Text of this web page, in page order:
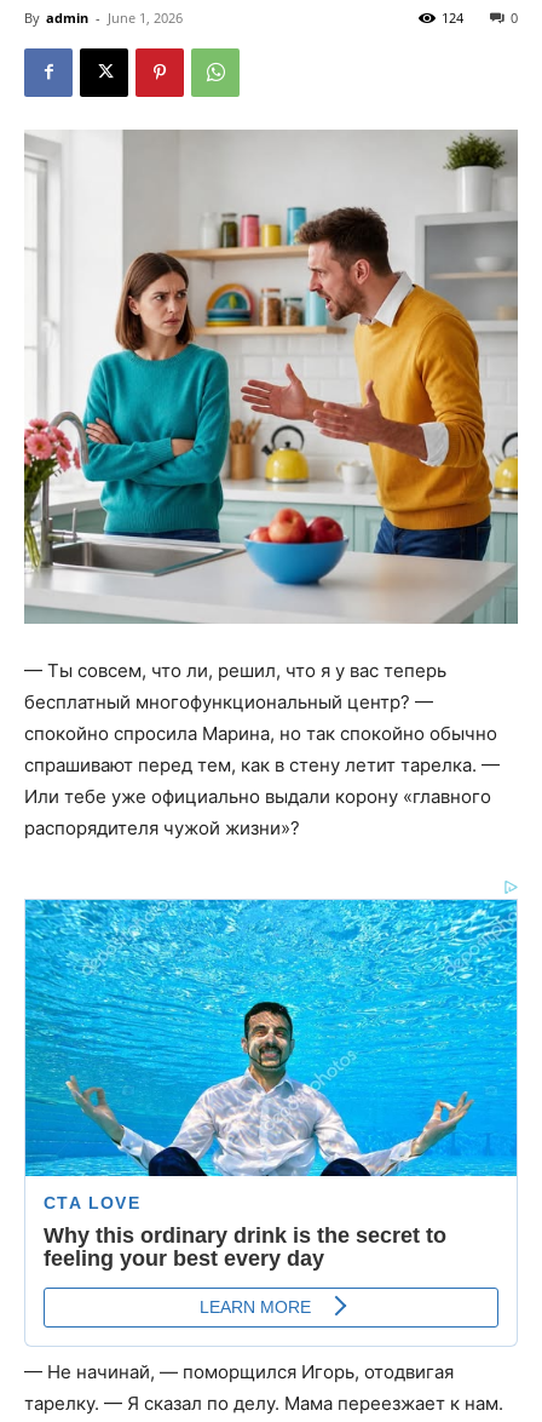
By admin - June 1, 2026 0
124
— Ты совсем, что ли, решил, что я у вас теперь
бесплатный многофункциональный центр? —
спокойно спросила Марина, но так спокойно обычно
спрашивают перед тем, как в стену летит тарелка. —
Или тебе уже официально выдали корону «главного
распорядителя чужой жизни»?
— Не начинай, — поморщился Игорь, отодвигая
тарелку. — Я сказал по делу. Мама переезжает к нам.